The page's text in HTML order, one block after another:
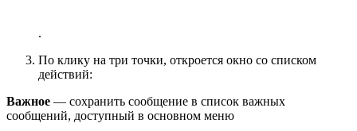
.
По клику на три точки, откроется окно со списком
действий:
Важное — сохранить сообщение в список важных
сообщений, доступный в основном меню